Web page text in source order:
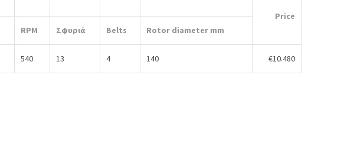
Price
RPM Σφυριά Belts Rotor diameter mm
540 13 4 140 €10.480